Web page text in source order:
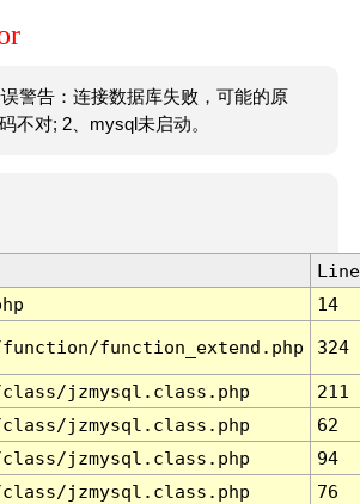
警告：连接数据库失败，可能的原
不对; 2、mysql未启动。
Line
14
function_extend.php 324
jzmysql.class.php
211
jzmysql.class.php
62
jzmysql.class.php
94
jzmysql.class.php 76